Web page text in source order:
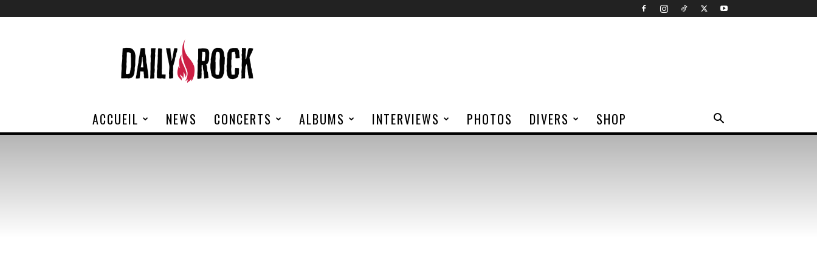
Rock
ACCUEIL NEWS CONCERTS ALBUMS INTERVIEWS PHOTOS DIVERS SHOP